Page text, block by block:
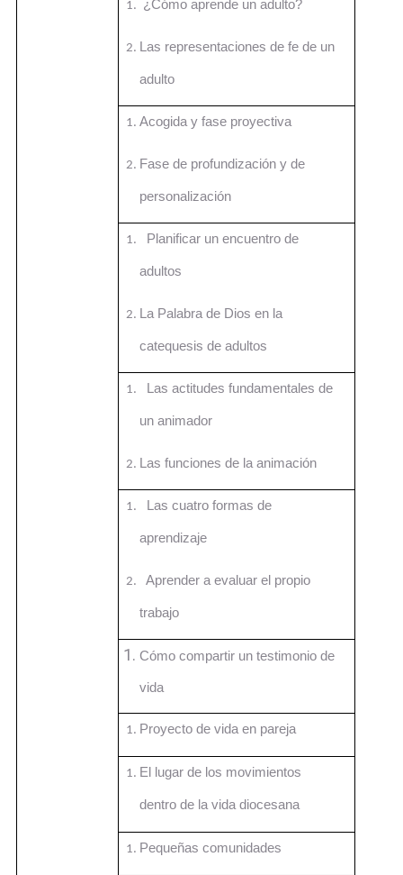
¿Cómo aprende un adulto?
Las representaciones de fe de un
adulto
Acogida y fase proyectiva
Fase de profundización y de
personalización
Planificar un encuentro de
adultos
La Palabra de Dios en la
catequesis de adultos
Las actitudes fundamentales de
un animador
Las funciones de la animación
Las cuatro formas de
aprendizaje
Aprender a evaluar el propio
trabajo
Cómo compartir un testimonio de
vida
Proyecto de vida en pareja
El lugar de los movimientos
dentro de la vida diocesana
Pequeñas comunidades